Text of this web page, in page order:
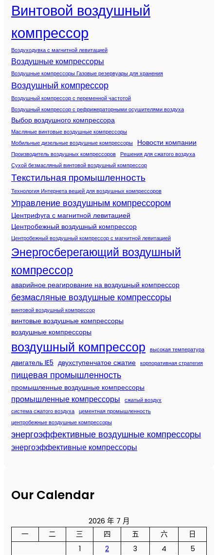
Винтовой воздушный
компрессор
Воздуходувка с магнитной левитацией
Воздушные компрессоры
Воздушные компрессоры Газовые резервуары для хранения
Воздушный компрессор
Воздушный компрессор с переменной частотой
Воздушный компрессор с рефрижераторными осушителями воздуха
Выбор воздушного компрессора
Масляные винтовые воздушные компрессоры
Мобильные дизельные воздушные компрессоры
Новости компании
Производитель воздушных компрессоров Решения для сжатого воздуха
Сухой безмасляный винтовой воздушный компрессор
Текстильная промышленность
Технология Интернета вещей для воздушных компрессоров
Управление воздушным компрессором
Центрифуга с магнитной левитацией
Центробежный воздушный компрессор
Центробежный воздушный компрессор с магнитной левитацией
Энергосберегающий воздушный
компрессор
аварийное реагирование на воздушный компрессор
безмасляные воздушные компрессоры
винтовой воздушный компрессор
винтовые воздушные компрессоры
воздушные компрессоры
воздушный компрессор высокая температура
двигатель IE5 двухступенчатое сжатие корпоративная стратегия
пищевая промышленность
промышленные воздушные компрессоры
промышленные компрессоры
сжатый воздух
система сжатого воздуха цементная промышленность
центробежные воздушные компрессоры
энергоэффективные воздушные компрессоры
энергоэффективные компрессоры
Our Calendar
2026 年 7 月
一
二 三 四 五 六
日
1
2 3 4
5